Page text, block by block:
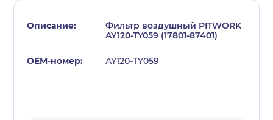
Фильтр воздушный PITWORK
AY120-TY059 (17801-87401)
AY120-TY059